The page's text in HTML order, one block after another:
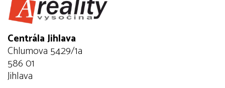
Centrála Jihlava
Chlumova 5429/1a
586 01
Jihlava